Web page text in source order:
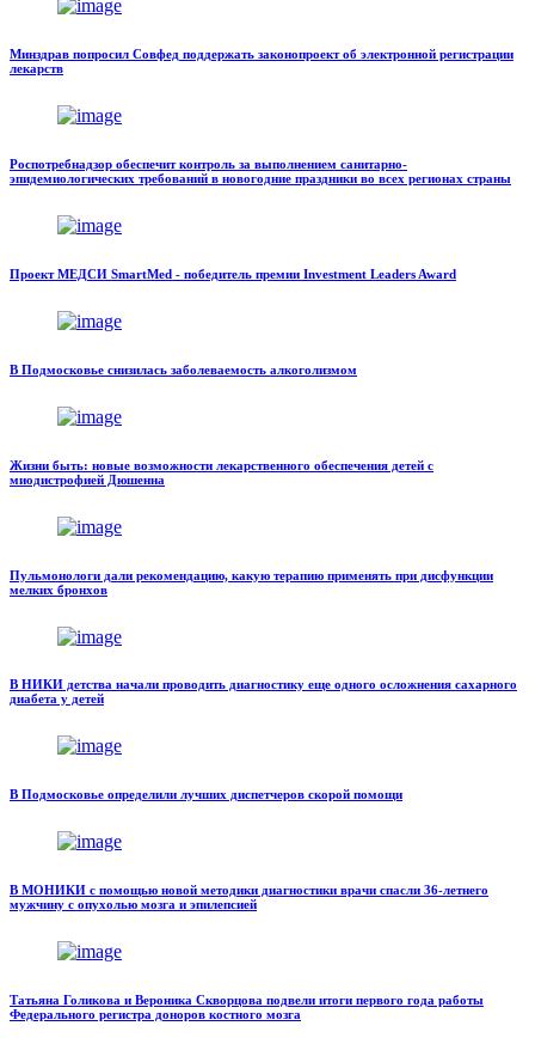
Минздрав попросил Совфед поддержать законопроект об электронной регистрации
лекарств
Роспотребнадзор обеспечит контроль за выполнением санитарно-
эпидемиологических требований в новогодние праздники во всех регионах страны
Проект МЕДСИ SmartMed - победитель премии Investment Leaders Award
В Подмосковье снизилась заболеваемость алкоголизмом
Жизни быть: новые возможности лекарственного обеспечения детей с
миодистрофией Дюшенна
Пульмонологи дали рекомендацию, какую терапию применять при дисфункции
мелких бронхов
В НИКИ детства начали проводить диагностику еще одного осложнения сахарного
диабета у детей
В Подмосковье определили лучших диспетчеров скорой помощи
В МОНИКИ с помощью новой методики диагностики врачи спасли 36-летнего
мужчину с опухолью мозга и эпилепсией
Татьяна Голикова и Вероника Скворцова подвели итоги первого года работы
Федерального регистра доноров костного мозга